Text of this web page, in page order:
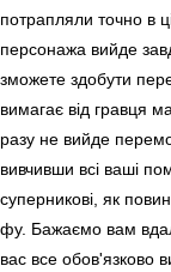
потрапляли точно в
персонажа вийде
зможете здобути
вимагає від гравця
разу не вийде
вивчивши всі ваші
суперникові, як
фу. Бажаємо вам
вас все обов'язково